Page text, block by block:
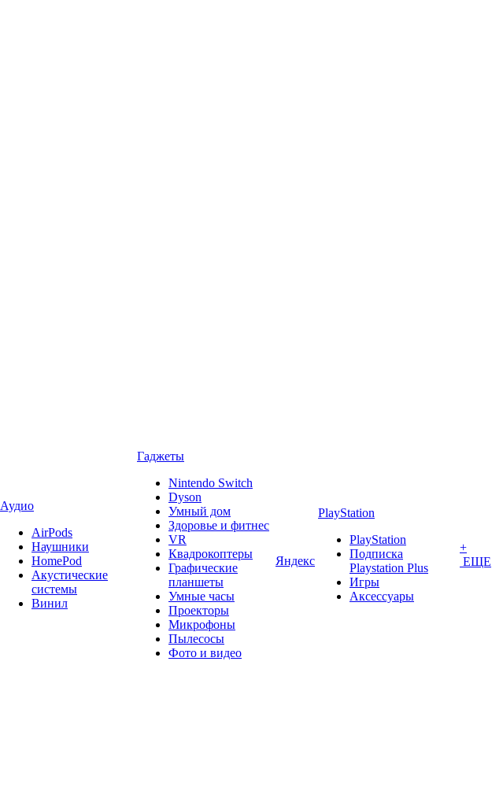
Аудио
AirPods
Наушники
HomePod
Акустические
системы
Винил
Гаджеты
Nintendo Switch
Dyson
Умный дом
Здоровье и фитнес
VR
Квадрокоптеры
Графические
планшеты
Умные часы
Проекторы
Микрофоны
Пылесосы
Фото и видео
Яндекс
PlayStation
PlayStation
Подписка
Playstation Plus
Игры
Аксессуары
+
ЕЩЕ